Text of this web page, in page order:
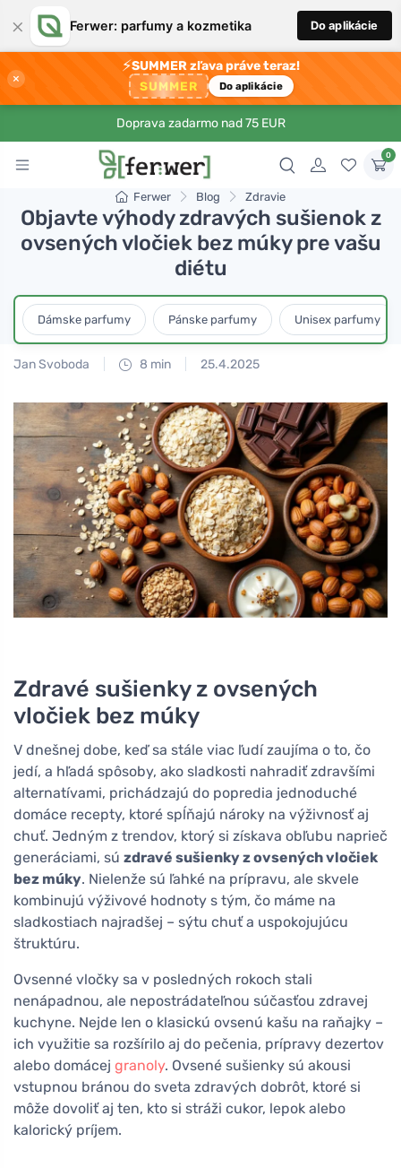
× Ferwer: parfumy a kozmetika Do aplikácie
×
⚡SUMMER zľava práve teraz!
SUMMER Do aplikácie
Doprava zadarmo nad 75 EUR
0
Ferwer Blog Zdravie
Objavte výhody zdravých sušienok z
ovsených vločiek bez múky pre vašu
diétu
Dámske parfumy Pánske parfumy Unisex parfumy
Jan Svoboda 8 min 25.4.2025
Zdravé sušienky z ovsených
vločiek bez múky
V dnešnej dobe, keď sa stále viac ľudí zaujíma o to, čo
jedí, a hľadá spôsoby, ako sladkosti nahradiť zdravšími
alternatívami, prichádzajú do popredia jednoduché
domáce recepty, ktoré spĺňajú nároky na výživnosť aj
chuť. Jedným z trendov, ktorý si získava obľubu naprieč
generáciami, sú zdravé sušienky z ovsených vločiek
bez múky. Nielenže sú ľahké na prípravu, ale skvele
kombinujú výživové hodnoty s tým, čo máme na
sladkostiach najradšej – sýtu chuť a uspokojujúcu
štruktúru.
Ovsenné vločky sa v posledných rokoch stali
nenápadnou, ale nepostrádateľnou súčasťou zdravej
kuchyne. Nejde len o klasickú ovsenú kašu na raňajky –
ich využitie sa rozšírilo aj do pečenia, prípravy dezertov
alebo domácej granoly. Ovsené sušienky sú akousi
vstupnou bránou do sveta zdravých dobrôt, ktoré si
môže dovoliť aj ten, kto si stráži cukor, lepok alebo
kalorický príjem.